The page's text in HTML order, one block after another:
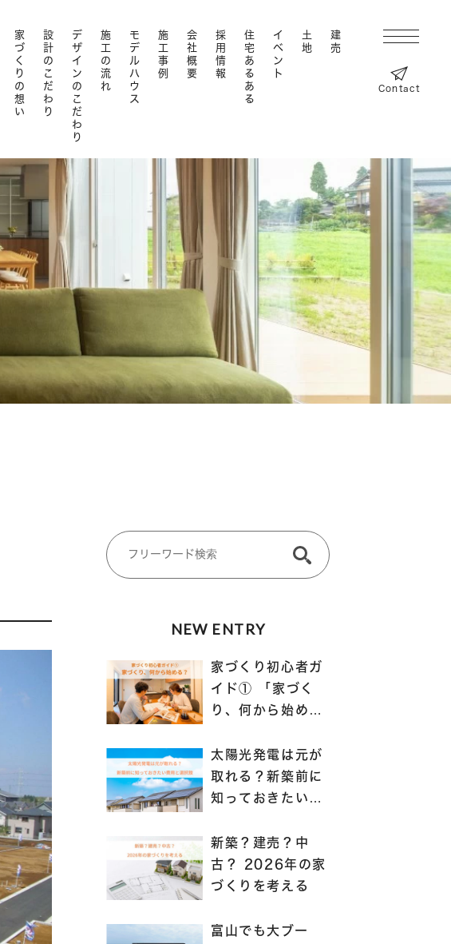
家づくりの想い 設計のこだわり デザインのこだわり 施工の流れ モデルハウス 施工事例 会社概要 採用情報 住宅あるある イベント 土地 建売
Contact
NEW ENTRY
家づくり初心者ガ
イド① 「家づく
り、何から始め
太陽光発電は元が
取れる？新築前に
知っておきたい費
新築？建売？中
古？ 2026年の家
づくりを考える
富山でも大ブー